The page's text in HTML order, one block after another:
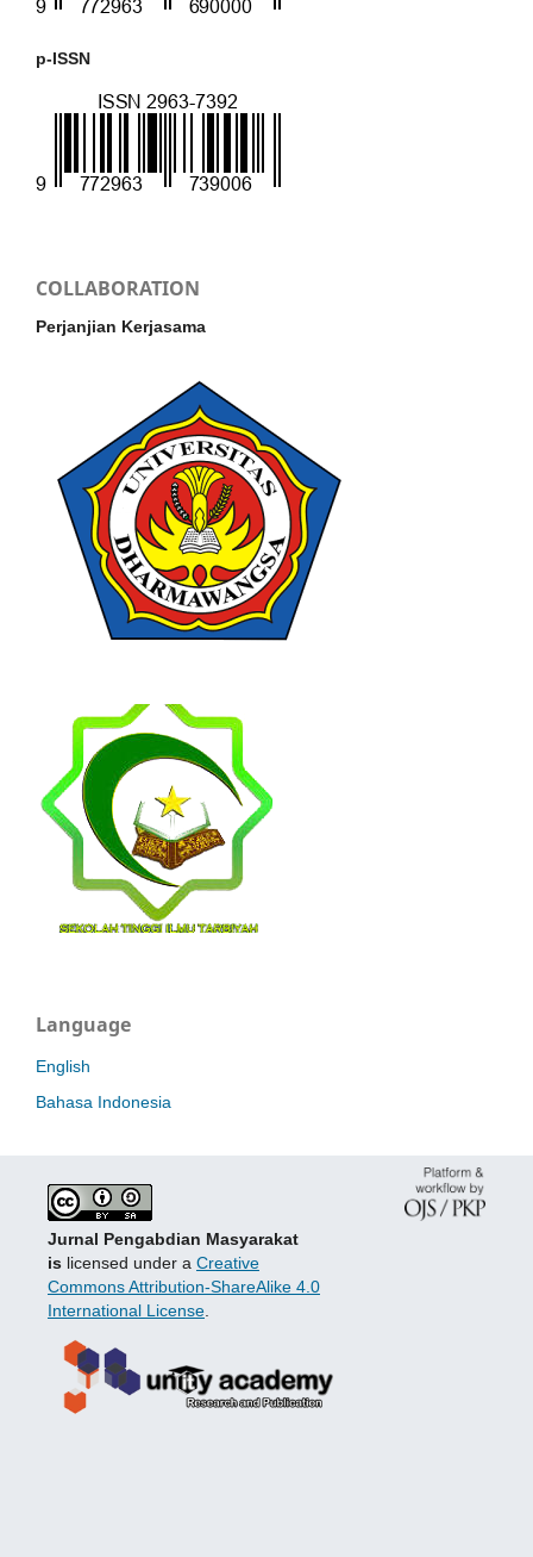
p-ISSN
COLLABORATION
Perjanjian Kerjasama
Language
English
Bahasa Indonesia
Jurnal Pengabdian Masyarakat
islicensed under a Creative
Commons Attribution-ShareAlike 4.0
International License.